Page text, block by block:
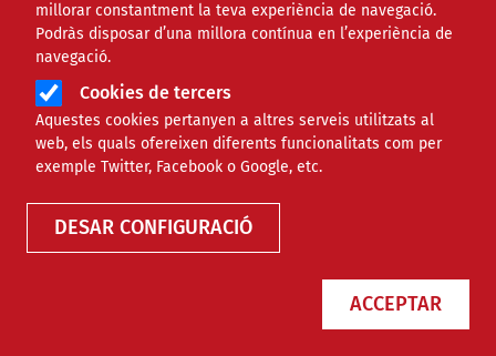
millorar constantment la teva experiència de navegació.
Podràs disposar d’una millora contínua en l’experiència de
navegació.
Cookies de tercers
Aquestes cookies pertanyen a altres serveis utilitzats al
web, els quals ofereixen diferents funcionalitats com per
exemple Twitter, Facebook o Google, etc.
DESAR CONFIGURACIÓ
ACCEPTAR
L'Arnau Itinerant busca projectes
artístics pel 2020